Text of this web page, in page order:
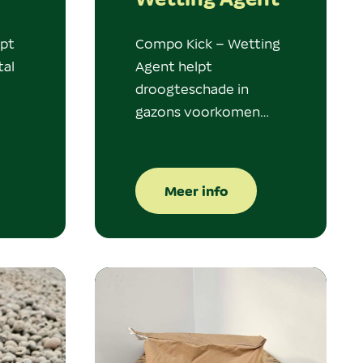
Compo Kick – Wetting
Agent helpt
droogteschade in
gazons voorkomen…
Meer info